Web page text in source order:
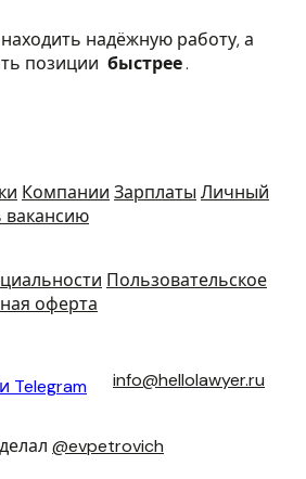
надёжную работу, а
позиции быстрее.
Компании Зарплаты Личный
вакансию
Пользовательское
оферта
Telegram info@hellolawyer.ru
@evpetrovich